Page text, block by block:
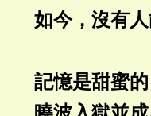
如今，沒有人
記憶是甜蜜